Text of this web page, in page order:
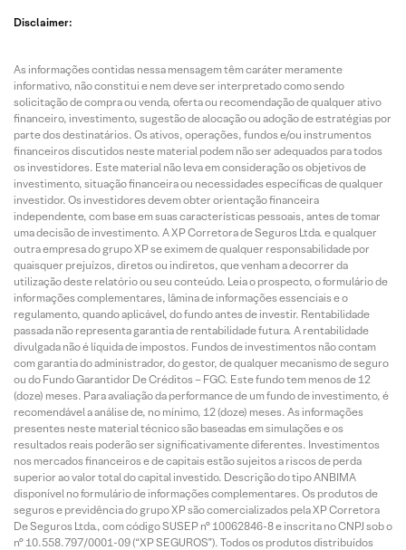
Disclaimer:
As informações contidas nessa mensagem têm caráter meramente
informativo, não constitui e nem deve ser interpretado como sendo
solicitação de compra ou venda, oferta ou recomendação de qualquer ativo
financeiro, investimento, sugestão de alocação ou adoção de estratégias por
parte dos destinatários. Os ativos, operações, fundos e/ou instrumentos
financeiros discutidos neste material podem não ser adequados para todos
os investidores. Este material não leva em consideração os objetivos de
investimento, situação financeira ou necessidades específicas de qualquer
investidor. Os investidores devem obter orientação financeira
independente, com base em suas características pessoais, antes de tomar
uma decisão de investimento. A XP Corretora de Seguros Ltda. e qualquer
outra empresa do grupo XP se eximem de qualquer responsabilidade por
quaisquer prejuízos, diretos ou indiretos, que venham a decorrer da
utilização deste relatório ou seu conteúdo. Leia o prospecto, o formulário de
informações complementares, lâmina de informações essenciais e o
regulamento, quando aplicável, do fundo antes de investir. Rentabilidade
passada não representa garantia de rentabilidade futura. A rentabilidade
divulgada não é líquida de impostos. Fundos de investimentos não contam
com garantia do administrador, do gestor, de qualquer mecanismo de seguro
ou do Fundo Garantidor De Créditos – FGC. Este fundo tem menos de 12
(doze) meses. Para avaliação da performance de um fundo de investimento, é
recomendável a análise de, no mínimo, 12 (doze) meses. As informações
presentes neste material técnico são baseadas em simulações e os
resultados reais poderão ser significativamente diferentes. Investimentos
nos mercados financeiros e de capitais estão sujeitos a riscos de perda
superior ao valor total do capital investido. Descrição do tipo ANBIMA
disponível no formulário de informações complementares. Os produtos de
seguros e previdência do grupo XP são comercializados pela XP Corretora
De Seguros Ltda., com código SUSEP n° 10062846-8 e inscrita no CNPJ sob o
n° 10.558.797/0001-09 (“XP SEGUROS”). Todos os produtos distribuídos